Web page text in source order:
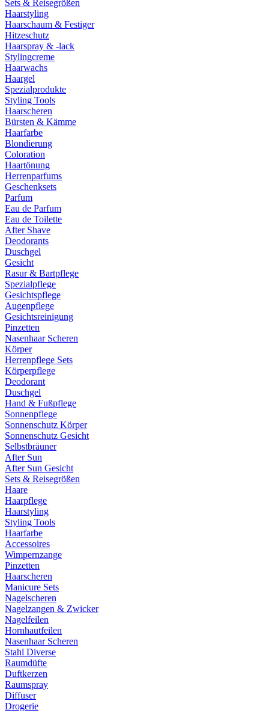
Sets & Reisegrößen
Haarstyling
Haarschaum & Festiger
Hitzeschutz
Haarspray & -lack
Stylingcreme
Haarwachs
Haargel
Spezialprodukte
Styling Tools
Haarscheren
Bürsten & Kämme
Haarfarbe
Blondierung
Coloration
Haartönung
Herrenparfums
Geschenksets
Parfum
Eau de Parfum
Eau de Toilette
After Shave
Deodorants
Duschgel
Gesicht
Rasur & Bartpflege
Spezialpflege
Gesichtspflege
Augenpflege
Gesichtsreinigung
Pinzetten
Nasenhaar Scheren
Körper
Herrenpflege Sets
Körperpflege
Deodorant
Duschgel
Hand & Fußpflege
Sonnenpflege
Sonnenschutz Körper
Sonnenschutz Gesicht
Selbstbräuner
After Sun
After Sun Gesicht
Sets & Reisegrößen
Haare
Haarpflege
Haarstyling
Styling Tools
Haarfarbe
Accessoires
Wimpernzange
Pinzetten
Haarscheren
Manicure Sets
Nagelscheren
Nagelzangen & Zwicker
Nagelfeilen
Hornhautfeilen
Nasenhaar Scheren
Stahl Diverse
Raumdüfte
Duftkerzen
Raumspray
Diffuser
Drogerie